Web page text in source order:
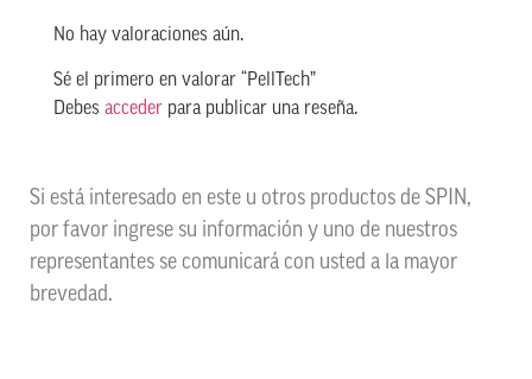
No hay valoraciones aún.
Sé el primero en valorar “PellTech”
Debes acceder para publicar una reseña.
Si está interesado en este u otros productos de SPIN,
por favor ingrese su información y uno de nuestros
representantes se comunicará con usted a la mayor
brevedad.